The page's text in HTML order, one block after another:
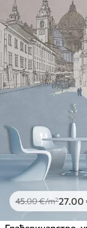
45.00€/m²27.00